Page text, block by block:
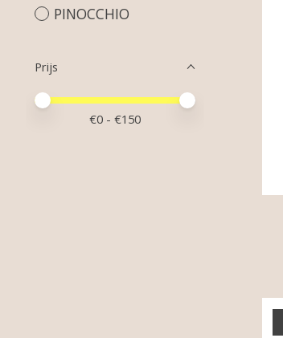
PINOCCHIO
Prijs
Minimale prijswaarde
Price maximum value
€0 - €150